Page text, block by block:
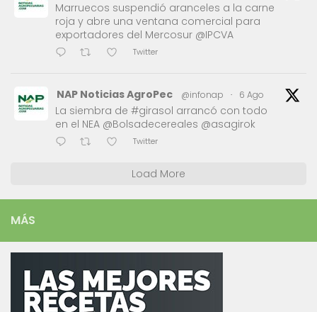
Marruecos suspendió aranceles a la carne
roja y abre una ventana comercial para
exportadores del Mercosur @IPCVA
Twitter
NAP Noticias AgroPec @infonap · 6 Ago
La siembra de #girasol arrancó con todo
en el NEA @Bolsadecereales @asagirok
Twitter
Load More
MÁS